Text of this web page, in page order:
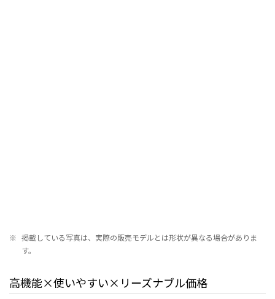
※ 掲載している写真は、実際の販売モデルとは形状が異なる場合がありま
す。
高機能×使いやすい×リーズナブル価格